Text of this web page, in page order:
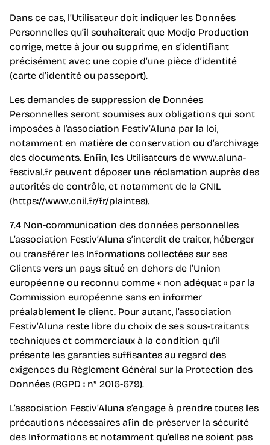
Dans ce cas, l’Utilisateur doit indiquer les Données
Personnelles qu’il souhaiterait que Modjo Production
corrige, mette à jour ou supprime, en s’identifiant
précisément avec une copie d’une pièce d’identité
(carte d’identité ou passeport).
Les demandes de suppression de Données
Personnelles seront soumises aux obligations qui sont
imposées à l’association Festiv’Aluna par la loi,
notamment en matière de conservation ou d’archivage
des documents. Enfin, les Utilisateurs de www.aluna-
festival.fr peuvent déposer une réclamation auprès des
autorités de contrôle, et notamment de la CNIL
(https://www.cnil.fr/fr/plaintes).
7.4 Non-communication des données personnelles
L’association Festiv’Aluna s’interdit de traiter, héberger
ou transférer les Informations collectées sur ses
Clients vers un pays situé en dehors de l’Union
européenne ou reconnu comme « non adéquat » par la
Commission européenne sans en informer
préalablement le client. Pour autant, l’association
Festiv’Aluna reste libre du choix de ses sous-traitants
techniques et commerciaux à la condition qu’il
présente les garanties suffisantes au regard des
exigences du Règlement Général sur la Protection des
Données (RGPD : n° 2016-679).
L’association Festiv’Aluna s’engage à prendre toutes les
précautions nécessaires afin de préserver la sécurité
des Informations et notamment qu’elles ne soient pas